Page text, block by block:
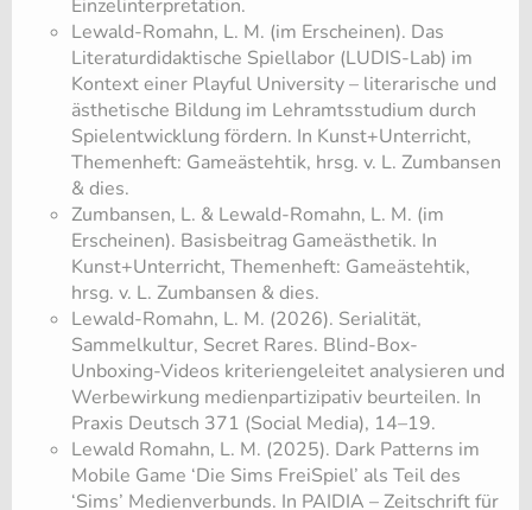
Einzelinterpretation.
Lewald-Romahn, L. M. (im Erscheinen). Das
Literaturdidaktische Spiellabor (LUDIS-Lab) im
Kontext einer Playful University – literarische und
ästhetische Bildung im Lehramtsstudium durch
Spielentwicklung fördern. In Kunst+Unterricht,
Themenheft: Gameästehtik, hrsg. v. L. Zumbansen
& dies.
Zumbansen, L. & Lewald-Romahn, L. M. (im
Erscheinen). Basisbeitrag Gameästhetik. In
Kunst+Unterricht, Themenheft: Gameästehtik,
hrsg. v. L. Zumbansen & dies.
Lewald-Romahn, L. M. (2026). Serialität,
Sammelkultur, Secret Rares. Blind-Box-
Unboxing-Videos kriteriengeleitet analysieren und
Werbewirkung medienpartizipativ beurteilen. In
Praxis Deutsch 371 (Social Media), 14–19.
Lewald Romahn, L. M. (2025). Dark Patterns im
Mobile Game ‘Die Sims FreiSpiel’ als Teil des
‘Sims’ Medienverbunds. In PAIDIA – Zeitschrift für